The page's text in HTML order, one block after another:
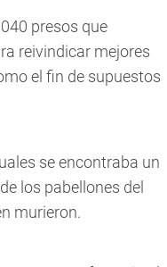
presos que
reivindicar mejores
el fin de supuestos
se encontraba un
los pabellones del
murieron.